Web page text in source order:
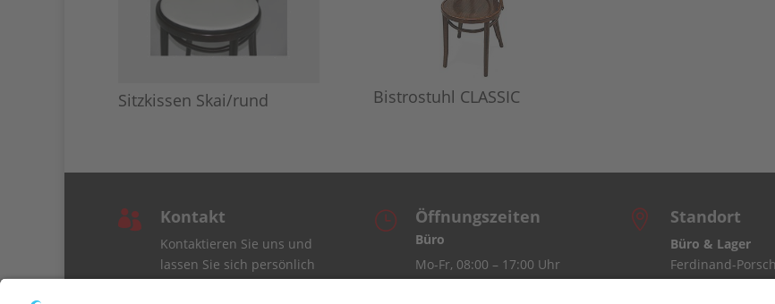
Sitzkissen Skai/rund Bistrostuhl CLASSIC
 Kontakt
Kontaktieren Sie uns und
lassen Sie sich persönlich
beraten.
} Öffnungszeiten
Büro
Mo-Fr, 08:00 – 17:00 Uhr
 Standort
Büro & Lager
Ferdinand-
7